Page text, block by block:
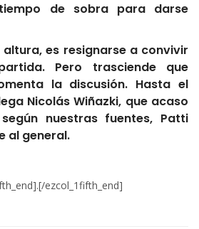
de sobra para darse
es resignarse a convivir
Pero trasciende que
la discusión. Hasta el
Nicolás Wiñazki, que acaso
nuestras fuentes, Patti
al general.
ezcol_1fifth_end]